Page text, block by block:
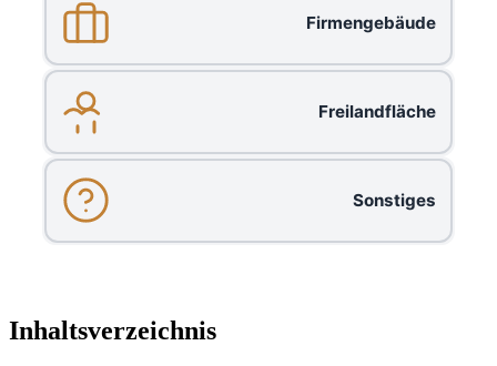
Firmengebäude
Freilandfläche
Sonstiges
Inhaltsverzeichnis